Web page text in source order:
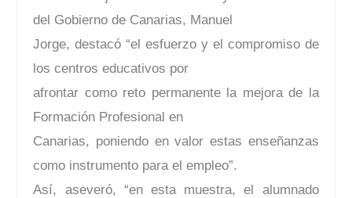
del Gobierno de Canarias, Manuel
Jorge, destacó “el esfuerzo y el compromiso de
los centros educativos por
afrontar como reto permanente la mejora de la
Formación Profesional en
Canarias, poniendo en valor estas enseñanzas
como instrumento para el empleo”.
Así, aseveró, “en esta muestra, el alumnado